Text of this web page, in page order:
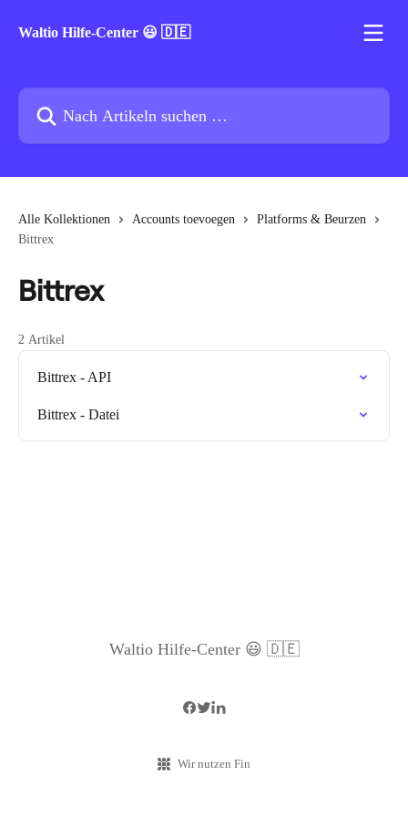
Waltio Hilfe-Center 😃 🇩🇪
Nach Artikeln suchen …
Alle Kollektionen Accounts toevoegen
Platforms & Beurzen
Bittrex
Bittrex
2 Artikel
Bittrex - API
Bittrex - Datei
Waltio Hilfe-Center 😃 🇩🇪
Wir nutzen Fin